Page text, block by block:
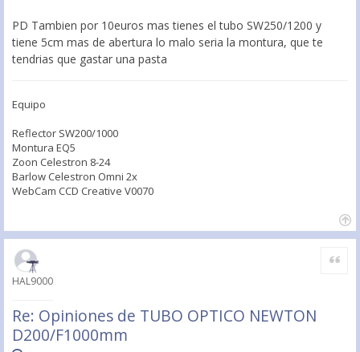
PD Tambien por 10euros mas tienes el tubo SW250/1200 y
tiene 5cm mas de abertura lo malo seria la montura, que te
tendrias que gastar una pasta
Equipo
Reflector SW200/1000
Montura EQ5
Zoon Celestron 8-24
Barlow Celestron Omni 2x
WebCam CCD Creative V0070
HAL9000
Re: Opiniones de TUBO OPTICO NEWTON
D200/F1000mm
Citar